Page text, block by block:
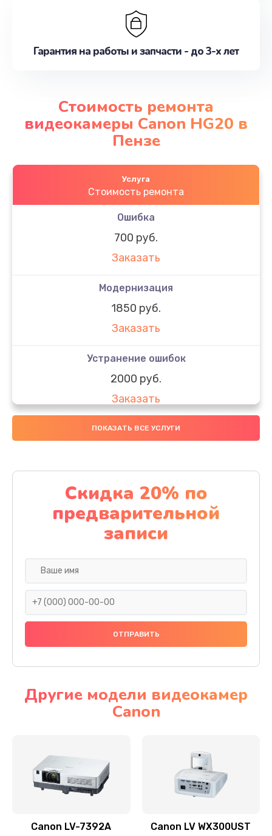
Гарантия на работы и запчасти - до 3-х лет
Стоимость ремонта
видеокамеры Canon HG20 в
Пензе
Услуга
Стоимость ремонта
Ошибка
700 руб.
Заказать
Модернизация
1850 руб.
Заказать
Устранение ошибок
2000 руб.
Заказать
Ремонт после залития
Заказать
Ремонт электроплаты
1320 руб.
Заказать
Замена датчика
Замена дисплея
Замена кнопки
Заказать
ПОКАЗАТЬ ВСЕ УСЛУГИ
Скидка 20% по
предварительной
записи
Другие модели видеокамер
Canon
Canon LV-7392A Canon LV WX300UST